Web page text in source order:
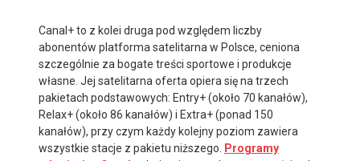
Canal+ to z kolei druga pod względem liczby
abonentów platforma satelitarna w Polsce, ceniona
szczególnie za bogate treści sportowe i produkcje
własne. Jej satelitarna oferta opiera się na trzech
pakietach podstawowych: Entry+ (około 70 kanałów),
Relax+ (około 86 kanałów) i Extra+ (ponad 150
kanałów), przy czym każdy kolejny poziom zawiera
wszystkie stacje z pakietu niższego. Programy